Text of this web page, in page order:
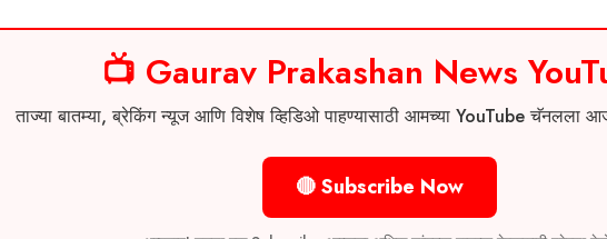
📺 Gaurav Prakashan News
ताज्या बातम्या, ब्रेकिंग न्यूज आणि विशेष व्हिडिओ पाहण्यासाठी आमच्या YouTube चॅनलला
🔴 Subscribe Now